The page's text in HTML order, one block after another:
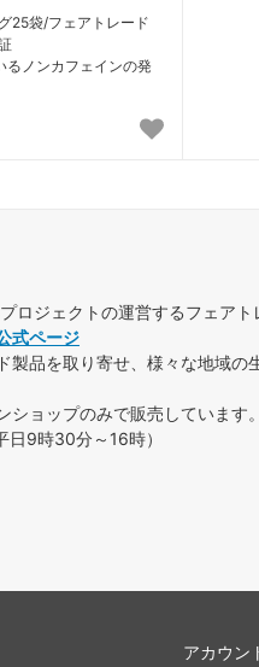
25袋/フェアトレード
るノンカフェインの発
ロジェクトの運営するフェアト
式ページ
製品を取り寄せ、様々な地域の
ョップのみで販売しています。
9時30分～16時）
アカウン